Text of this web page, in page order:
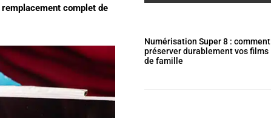
remplacement complet de
Numérisation Super 8 : comment
préserver durablement vos films
de famille